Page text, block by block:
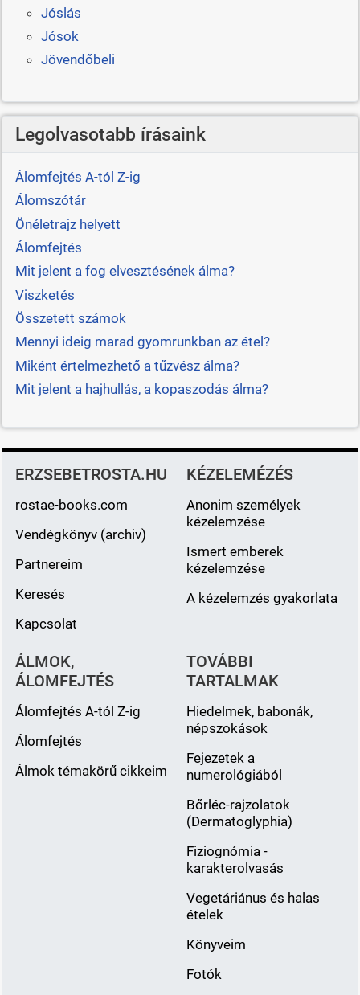
Jóslás
Jósok
Jövendőbeli
Legolvasotabb írásaink
Álomfejtés A-tól Z-ig
Álomszótár
Önéletrajz helyett
Álomfejtés
Mit jelent a fog elvesztésének álma?
Viszketés
Összetett számok
Mennyi ideig marad gyomrunkban az étel?
Miként értelmezhető a tűzvész álma?
Mit jelent a hajhullás, a kopaszodás álma?
ERZSEBETROSTA.HU
rostae-books.com
Vendégkönyv (archiv)
Partnereim
Keresés
Kapcsolat
KÉZELEMÉZÉS
Anonim személyek
kézelemzése
Ismert emberek
kézelemzése
A kézelemzés gyakorlata
ÁLMOK,
ÁLOMFEJTÉS
Álomfejtés A-tól Z-ig
Álomfejtés
Álmok témakörű cikkeim
TOVÁBBI
TARTALMAK
Hiedelmek, babonák,
népszokások
Fejezetek a
numerológiából
Bőrléc-rajzolatok
(Dermatoglyphia)
Fiziognómia -
karakterolvasás
Vegetáriánus és halas
ételek
Könyveim
Fotók